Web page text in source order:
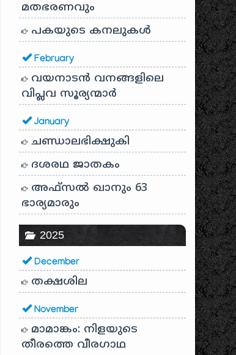
മതഭരണവും
പകയുടെ കനലുകൾ
February
വയനാടൻ വനങ്ങളിലെ
വിപ്ലവ സൂര്യന്മാർ
January
ചണ്ഡാലഭിക്ഷുകി
ദശരഥ ജാതകം
അഫ്സൽ ഖാനും 63
ഭാര്യമാരും
2025
December
തക്ഷശില
November
മാമാങ്കം: നിളയുടെ
തീരത്തെ വീരഗാഥ